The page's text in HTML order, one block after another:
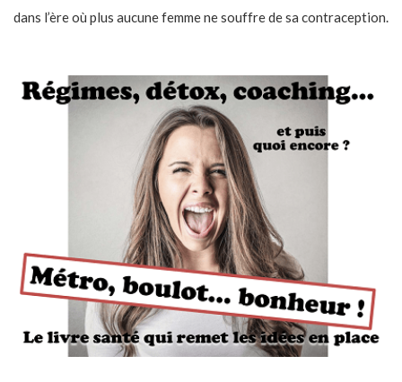
dans l’ère où plus aucune femme ne souffre de sa contraception.